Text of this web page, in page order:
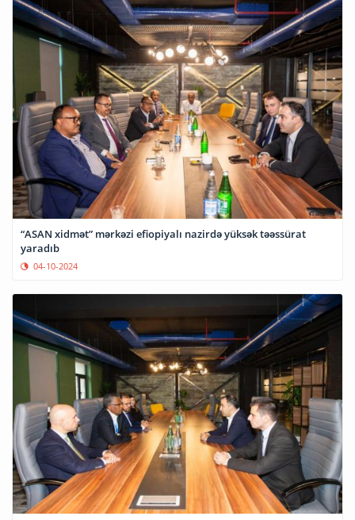
“ASAN xidmət” mərkəzi efiopiyalı nazirdə yüksək təəssürat
yaradıb
04-10-2024